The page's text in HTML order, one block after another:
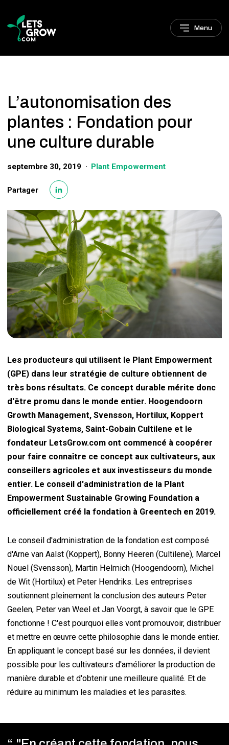
Menu
L’autonomisation des
plantes : Fondation pour
une culture durable
septembre 30, 2019 Plant Empowerment
Partager
Les producteurs qui utilisent le Plant Empowerment
(GPE) dans leur stratégie de culture obtiennent de
très bons résultats. Ce concept durable mérite donc
d'être promu dans le monde entier. Hoogendoorn
Growth Management, Svensson, Hortilux, Koppert
Biological Systems, Saint-Gobain Cultilene et le
fondateur LetsGrow.com ont commencé à coopérer
pour faire connaître ce concept aux cultivateurs, aux
conseillers agricoles et aux investisseurs du monde
entier. Le conseil d'administration de la Plant
Empowerment Sustainable Growing Foundation a
officiellement créé la fondation à Greentech en 2019.
Le conseil d'administration de la fondation est composé
d'Arne van Aalst (Koppert), Bonny Heeren (Cultilene), Marcel
Nouel (Svensson), Martin Helmich (Hoogendoorn), Michel
de Wit (Hortilux) et Peter Hendriks. Les entreprises
soutiennent pleinement la conclusion des auteurs Peter
Geelen, Peter van Weel et Jan Voorgt, à savoir que le GPE
fonctionne ! C'est pourquoi elles vont promouvoir, distribuer
et mettre en œuvre cette philosophie dans le monde entier.
En appliquant le concept basé sur les données, il devient
possible pour les cultivateurs d'améliorer la production de
manière durable et d'obtenir une meilleure qualité. Et de
réduire au minimum les maladies et les parasites.